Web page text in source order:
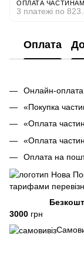
ОПЛАТА
3 платежі по
Оплата
Онлайн-оплата
«Покупка
«Оплата
«Оплата
Оплата на
тарифами
3000 грн